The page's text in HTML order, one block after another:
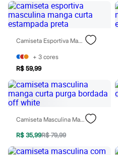
Acessórios
Bermudas
Camisetas
Calçados
Regatas
Moda íntima
Cuecas
Meias
Pijamas
Moda praia
Personagens
Plus size
Blusas e Camisetas
Calças
Casacos e Jaquetas
Camiseta Esportiva Masculina Manga Curta Estampada Preta
+ 3 cores
R$ 59,99
Camiseta Masculina Manga Curta Purga Bordada Off White
R$ 35,99R$ 79,99